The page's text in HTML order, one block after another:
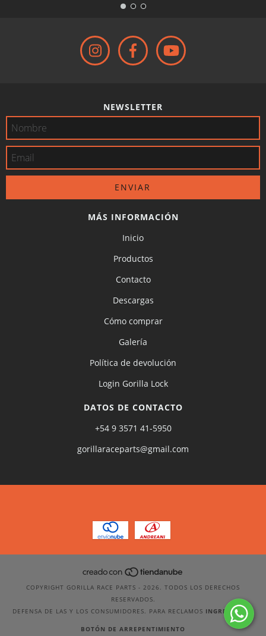
NEWSLETTER
MÁS INFORMACIÓN
Inicio
Productos
Contacto
Descargas
Cómo comprar
Galería
Política de devolución
Login Gorilla Lock
DATOS DE CONTACTO
+54 9 3571 41-5950
gorillaraceparts@gmail.com
COPYRIGHT GORILLA RACE PARTS - 2026. TODOS LOS DERECHOS
RESERVADOS.
DEFENSA DE LAS Y LOS CONSUMIDORES. PARA RECLAMOS INGRESÁ ACÁ.
BOTÓN DE ARREPENTIMIENTO